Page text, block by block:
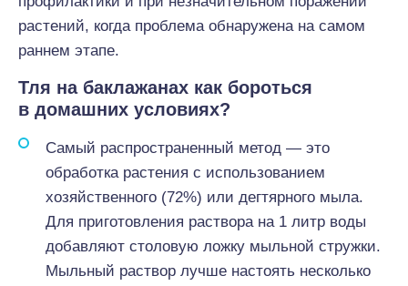
растений, когда проблема обнаружена на самом
раннем этапе.
Тля на баклажанах как бороться
в домашних условиях?
Самый распространенный метод — это
обработка растения с использованием
хозяйственного (72%) или дегтярного мыла.
Для приготовления раствора на 1 литр воды
добавляют столовую ложку мыльной стружки.
Мыльный раствор лучше настоять несколько